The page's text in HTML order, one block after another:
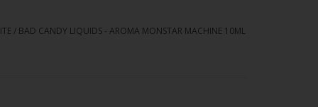
/ BAD CANDY LIQUIDS - AROMA MONSTAR MACHINE 10ML